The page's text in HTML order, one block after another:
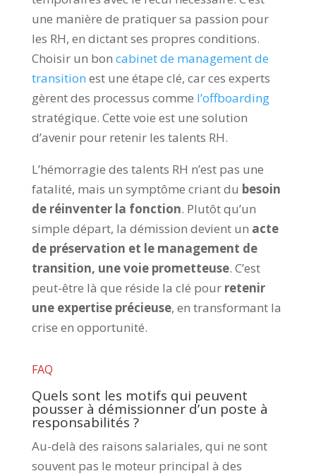
une manière de pratiquer sa passion pour
les RH, en dictant ses propres conditions.
Choisir un bon cabinet de management de
transition est une étape clé, car ces experts
gèrent des processus comme l’offboarding
stratégique. Cette voie est une solution
d’avenir pour retenir les talents RH.
L’hémorragie des talents RH n’est pas une
fatalité, mais un symptôme criant du besoin
de réinventer la fonction. Plutôt qu’un
simple départ, la démission devient un acte
de préservation et le management de
transition, une voie prometteuse. C’est
peut-être là que réside la clé pour retenir
une expertise précieuse, en transformant la
crise en opportunité.
FAQ
Quels sont les motifs qui peuvent
pousser à démissionner d’un poste à
responsabilités ?
Au-delà des raisons salariales, qui ne sont
souvent pas le moteur principal à des